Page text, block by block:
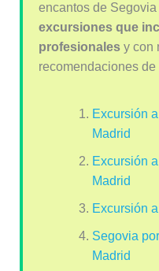
encantos de
excursiones que
profesionalesy con
recomendaciones
Excursión
Madrid
Excursión
Madrid
Excursión
Segovia
Madrid